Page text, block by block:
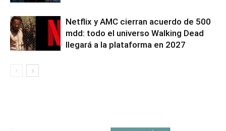
Netflix y AMC cierran acuerdo de 500
mdd: todo el universo Walking Dead
llegará a la plataforma en 2027